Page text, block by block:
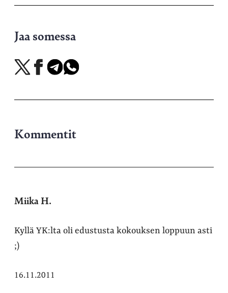
Jaa somessa
Jaa
X-
Jaa
Facebookissa
Jaa
Telegramissa
Jaa
WhatsAppissa
Kommentit
Miika H.
Kyllä YK:lta oli edustusta kokouksen loppuun asti
;)
16.11.2011